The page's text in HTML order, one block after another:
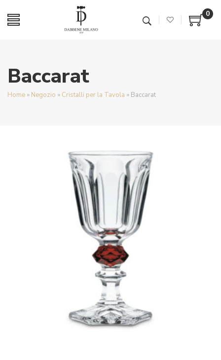
0
Baccarat
Home » Negozio » Cristalli per la Tavola » Baccarat